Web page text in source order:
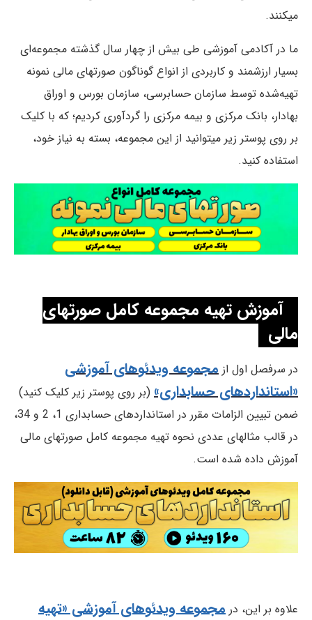
میکنند.
ما در آکادمی آموزشی طی بیش از چهار سال گذشته مجموعه‌ای
بسیار ارزشمند و کاربردی از انواع گوناگون صورتهای مالی نمونه
تهیه‌شده توسط سازمان حسابرسی، سازمان بورس و اوراق
بهادار، بانک مرکزی و بیمه مرکزی را گردآوری کردیم؛ که با کلیک
بر روی پوستر زیر میتوانید از این مجموعه، بسته به نیاز خود،
استفاده کنید.
آموزش تهیه مجموعه کامل صورتهای
مالی
در سرفصل اول از مجموعه ویدئوهای آموزشی
«استانداردهای حسابداری»(بر روی پوستر زیر کلیک کنید)
ضمن تبیین الزامات مقرر در استانداردهای حسابداری 1، 2 و 34،
در قالب مثالهای عددی نحوه تهیه مجموعه کامل صورتهای مالی
آموزش داده شده است.
علاوه بر این، درمجموعه ویدئوهای آموزشی «تهیه